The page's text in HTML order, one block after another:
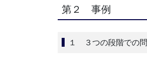
第２ 事例
１ ３つの段階での